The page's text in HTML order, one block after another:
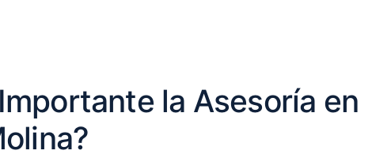
la Asesoría en